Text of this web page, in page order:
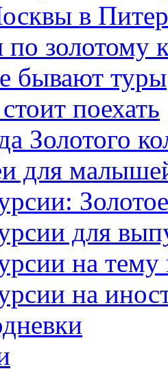
в Питер
золотому
бывают туры
поехать
Золотого
для
для
на тему
на